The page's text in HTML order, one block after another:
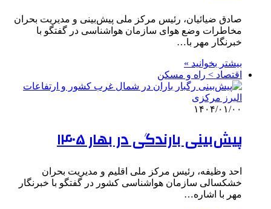
صادق ضیائیان، رئیس مرکز ملی پیش‌بینی و مدیریت بحران
مخاطرات وضع هوای سازمان هواشناسی در گفتگو با
خبرنگار مهر با…
بیشتر بخوانید »
اقتصاد > راه و مسکن
۱۴۰۴/۰۱/۰۰
پیش‌بینی بارندگی در بهار ۱۴۰۵
احد وظیفه، رئیس مرکز ملی اقلیم و مدیریت بحران
خشکسالی سازمان هواشناسی کشور در گفتگو با خبرنگار
مهر با اشاره…